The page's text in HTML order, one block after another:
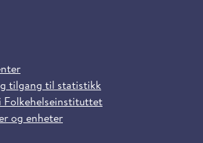
tilgang til statistikk
Folkehelseinstituttet
og enheter